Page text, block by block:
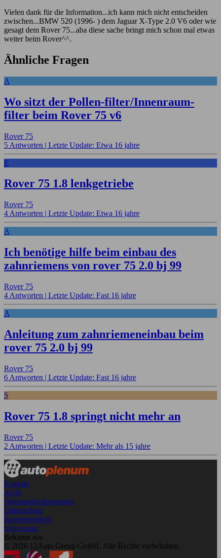
Vielen dank für die Information...ich kann mich nicht entscheiden
zwischen...BMW 520 (1996- ) dem Jaguar X-Type 2.0 V6 oder wie
gesagt dem Rover 75...aba diese sache bringt mich schon mal etwas
weiter beim Rover^^.
Ähnliche Fragen
A
Wo sitzt der Pollen-filter/Innenraum-
filter beim Rover 75 v6
Rover 75
5 Antworten | Letzte Update: Etwa 16 jahre
E
Rover 75 1.8 lenkgetriebe
Rover 75
4 Antworten | Letzte Update: Etwa 16 jahre
A
Ich benötige hilfe beim einbau des
zahnriemens von rover 75 2.0 bj 99
Rover 75
4 Antworten | Letzte Update: Fast 16 jahre
A
Anleitung zum zahnriemeneinbau beim
rover 75 2.0 bj 99
Rover 75
6 Antworten | Letzte Update: Fast 16 jahre
S
Rover 75 1.8 springt nicht mehr an
Rover 75
2 Antworten | Letzte Update: Mehr als 15 jahre
Kontakt
AGB
Nutzungsbedingungen
Datenschutz
Barrierefreiheit
Impressum
Bekannt aus
© 2026 12Auto Group GmbH. Alle Rechte vorbehalten.